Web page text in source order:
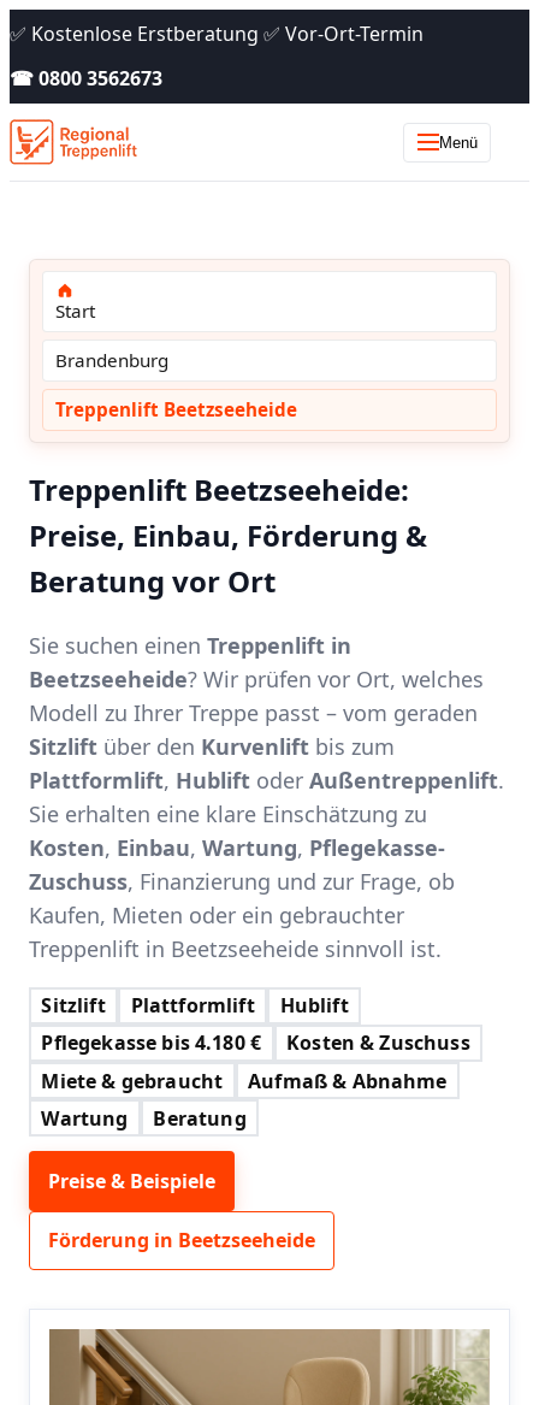
✅ Kostenlose Erstberatung ✅ Vor-Ort-Termin
☎ 0800 3562673
Menü
Start
Brandenburg
Treppenlift Beetzseeheide
Treppenlift Beetzseeheide:
Preise, Einbau, Förderung &
Beratung vor Ort
Sie suchen einen Treppenlift in
Beetzseeheide? Wir prüfen vor Ort, welches
Modell zu Ihrer Treppe passt – vom geraden
Sitzlift über den Kurvenlift bis zum
Plattformlift, Hublift oder Außentreppenlift.
Sie erhalten eine klare Einschätzung zu
Kosten, Einbau, Wartung, Pflegekasse-
Zuschuss, Finanzierung und zur Frage, ob
Kaufen, Mieten oder ein gebrauchter
Treppenlift in Beetzseeheide sinnvoll ist.
Sitzlift Plattformlift
Hublift
Pflegekasse bis 4.180 €
Kosten & Zuschuss
Miete & gebraucht
Aufmaß & Abnahme
Wartung
Beratung
Preise & Beispiele
Förderung in Beetzseeheide